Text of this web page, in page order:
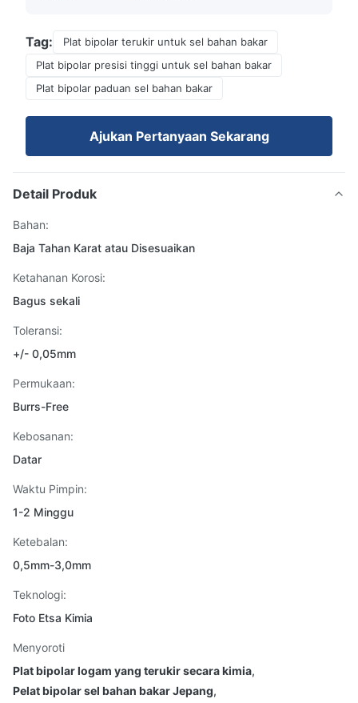
Tag:
Plat bipolar terukir untuk sel bahan bakar
Plat bipolar presisi tinggi untuk sel bahan bakar
Plat bipolar paduan sel bahan bakar
Ajukan Pertanyaan Sekarang
Detail Produk
Bahan:
Baja Tahan Karat atau Disesuaikan
Ketahanan Korosi:
Bagus sekali
Toleransi:
+/- 0,05mm
Permukaan:
Burrs-Free
Kebosanan:
Datar
Waktu Pimpin:
1-2 Minggu
Ketebalan:
0,5mm-3,0mm
Teknologi:
Foto Etsa Kimia
Menyoroti
Plat bipolar logam yang terukir secara kimia,
Pelat bipolar sel bahan bakar Jepang,